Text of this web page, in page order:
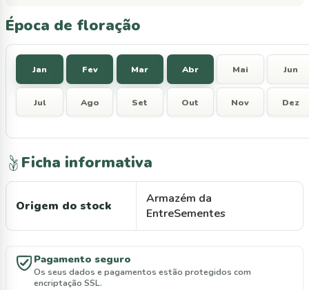
Época de floração
Jan Fev Mar Abr Mai Jun
Jul Ago Set Out Nov Dez
Ficha informativa
Origem do stock
Armazém da
EntreSementes
Pagamento seguro
Os seus dados e pagamentos estão protegidos com
encriptação SSL.